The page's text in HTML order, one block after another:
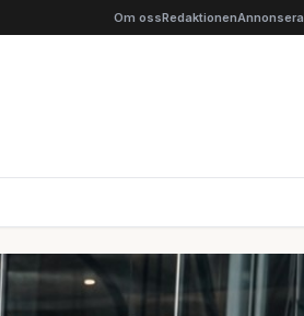
Om ossRedaktionenAnnonsera